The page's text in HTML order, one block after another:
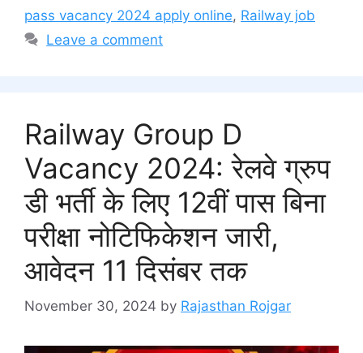
pass vacancy 2024 apply online, Railway job
Leave a comment
Railway Group D
Vacancy 2024: रेलवे ग्रुप
डी भर्ती के लिए 12वीं पास बिना
परीक्षा नोटिफिकेशन जारी,
आवेदन 11 दिसंबर तक
November 30, 2024 by Rajasthan Rojgar